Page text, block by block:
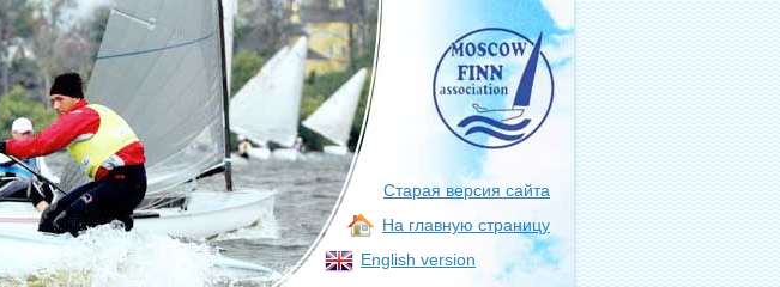
Старая версия сайта
На главную страницу
English version